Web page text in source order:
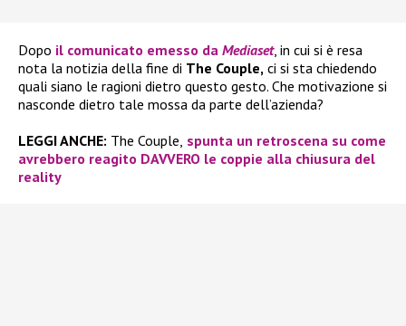
Dopo il comunicato emesso da Mediaset, in cui si è resa
nota la notizia della fine di The Couple, ci si sta chiedendo
quali siano le ragioni dietro questo gesto. Che motivazione si
nasconde dietro tale mossa da parte dell’azienda?
LEGGI ANCHE: The Couple, spunta un retroscena su come
avrebbero reagito DAVVERO le coppie alla chiusura del
reality